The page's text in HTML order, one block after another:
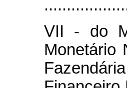
VII - do
Monetário